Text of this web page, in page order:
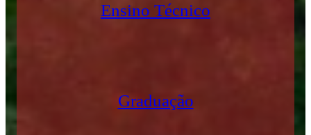
Ensino Técnico
Graduação